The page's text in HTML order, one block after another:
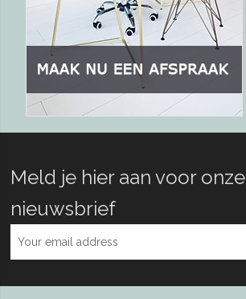
Meld je hier aan voor onze
nieuwsbrief